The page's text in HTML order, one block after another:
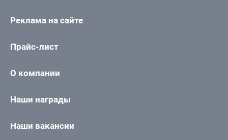
Реклама на сайте
Прайс-лист
О компании
Наши награды
Наши вакансии